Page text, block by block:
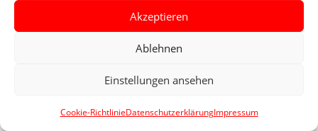
Akzeptieren
Ablehnen
Einstellungen ansehen
Cookie-RichtlinieDatenschutzerklärungImpressum